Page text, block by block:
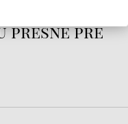
presne pre